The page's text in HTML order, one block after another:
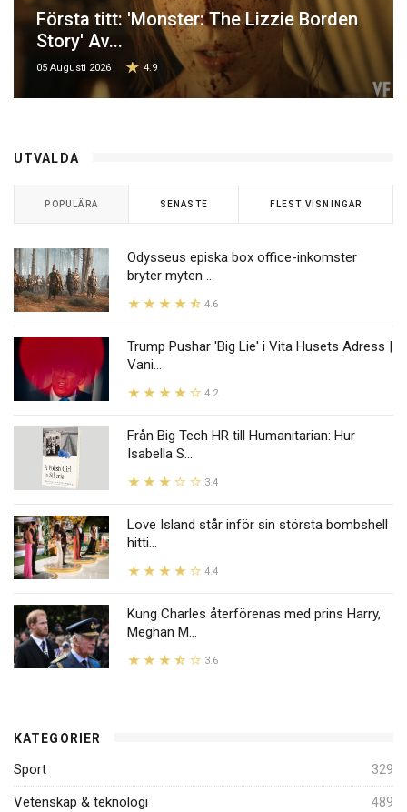
Första titt: 'Monster: The Lizzie Borden
Story' Av...
05 Augusti 2026 4.9
UTVALDA
POPULÄRA SENASTE FLEST VISNINGAR
Odysseus episka box office-inkomster
bryter myten ...
4.6
Trump Pushar 'Big Lie' i Vita Husets Adress |
Vani...
4.2
Från Big Tech HR till Humanitarian: Hur
Isabella S...
3.4
Love Island står inför sin största bombshell
hitti...
4.4
Kung Charles återförenas med prins Harry,
Meghan M...
3.6
KATEGORIER
Sport 329
Vetenskap & teknologi 489